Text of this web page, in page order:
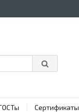
Сертификаты